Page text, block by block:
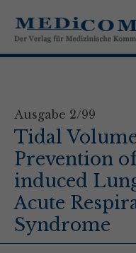
Ausgabe 2/99
Tidal
Prevention
induced
Acute
Syndrome